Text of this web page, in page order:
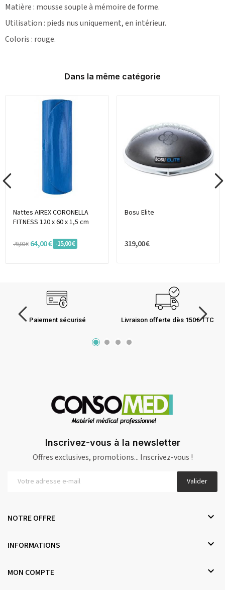
Matière : mousse souple à mémoire de forme.
Utilisation : pieds nus uniquement, en intérieur.
Coloris : rouge.
Dans la même catégorie
Nattes AIREX CORONELLA
FITNESS 120 x 60 x 1,5 cm
79,00 € 64,00 € -15,00 €
Bosu Elite
319,00 €
Paiement sécurisé Livraison offerte dès 150€ TTC
Inscrivez-vous à la newsletter
Offres exclusives, promotions... Inscrivez-vous !
Valider
NOTRE OFFRE 
INFORMATIONS 
MON COMPTE 